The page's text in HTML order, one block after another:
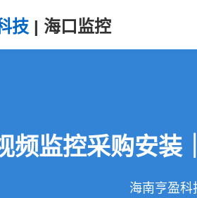
技 | 海口监控
频监控采购安装
海南亨盈